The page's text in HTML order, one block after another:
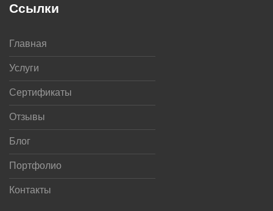
Ссылки
Главная
Услуги
Сертификаты
Отзывы
Блог
Портфолио
Контакты